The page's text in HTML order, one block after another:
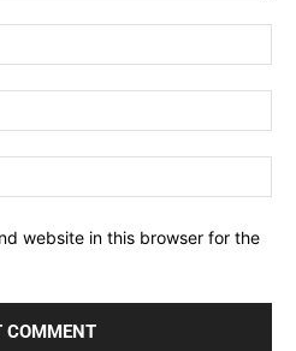
website in this browser for the